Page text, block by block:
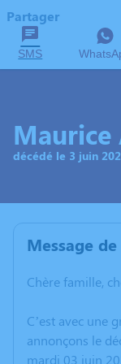
Partager
SMS
Maurice
décédé le 3 juin
Message
Chère famille,
C’est avec une
annonçons le
mardi 03 juin